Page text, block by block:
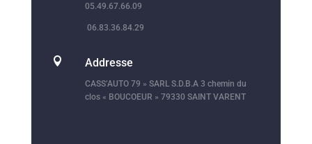
05.49.67.66.09
06.83.36.84.29
 Addresse
CASS’AUTO 79 » SARL S.D.B.A 3 chemin du
clos « BOUCOEUR » 79330 SAINT VARENT